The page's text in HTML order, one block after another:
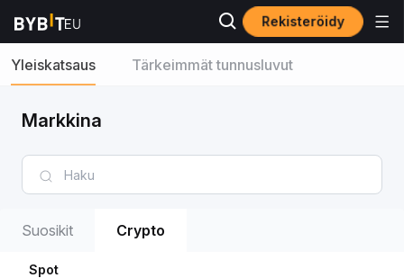
Rekisteröidy
Yleiskatsaus Tärkeimmät tunnusluvut
Markkina
Suosikit Crypto
Spot